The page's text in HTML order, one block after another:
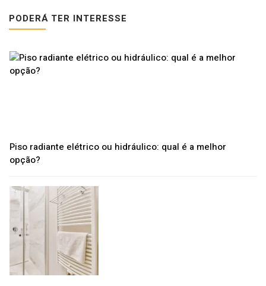
PODERÁ TER INTERESSE
Piso radiante elétrico ou hidráulico: qual é a melhor
opção?